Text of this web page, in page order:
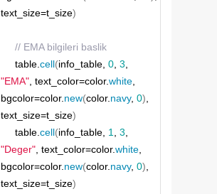
text_size=t_size)
// EMA bilgileri baslik
    table.
cell(info_table, 0, 3
"EMA", text_color=color.white,
bgcolor=color.new(color.navy, 0),
text_size=t_size)
    table.
cell(info_table, 1, 3
"Deger", text_color=color.white,
bgcolor=color.new(color.navy, 0),
text_size=t_size)